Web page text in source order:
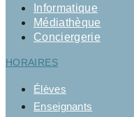
Informatique
Médiathèque
Conciergerie
HORAIRES
Élèves
Enseignants